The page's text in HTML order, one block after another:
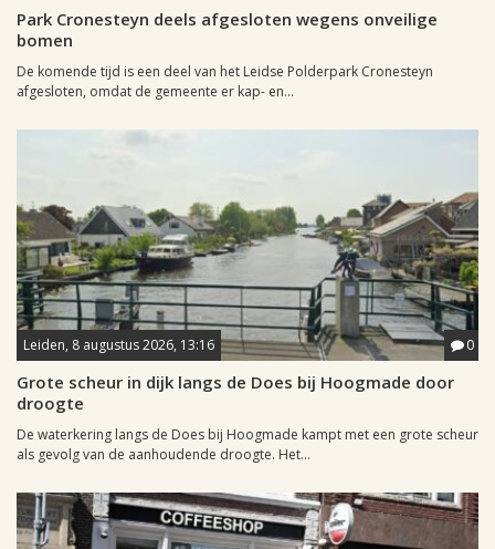
Park Cronesteyn deels afgesloten wegens onveilige
bomen
De komende tijd is een deel van het Leidse Polderpark Cronesteyn
afgesloten, omdat de gemeente er kap- en...
Leiden, 8 augustus 2026, 13:16 0
Grote scheur in dijk langs de Does bij Hoogmade door
droogte
De waterkering langs de Does bij Hoogmade kampt met een grote scheur
als gevolg van de aanhoudende droogte. Het...